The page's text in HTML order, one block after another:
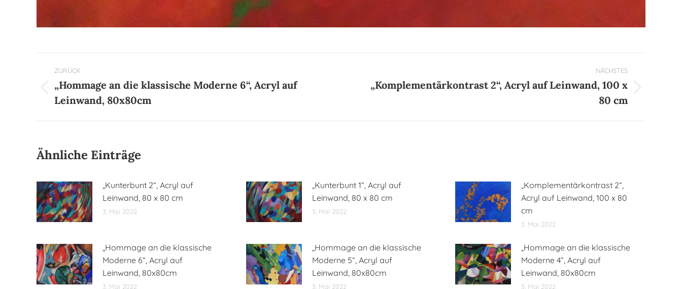
Kommentarnavigation
ZURÜCK
Vorheriger
Beitrag:
„Hommage an die klassische Moderne 6“, Acryl auf
Leinwand, 80x80cm
NÄCHSTES
Nächster
„Komplementärkontrast 2“, Acryl auf Leinwand, 100 x
80 cm
Ähnliche Einträge
„Kunterbunt 2“, Acryl auf
Leinwand, 80 x 80 cm
3. Mai 2022
„Kunterbunt 1“, Acryl auf
Leinwand, 80 x 80 cm
3. Mai 2022
„Komplementärkontrast 2“,
Acryl auf Leinwand, 100 x 80
cm
3. Mai 2022
„Hommage an die klassische
Moderne 6“, Acryl auf
Leinwand, 80x80cm
3. Mai 2022
„Hommage an die klassische
Moderne 5“, Acryl auf
Leinwand, 80x80cm
3. Mai 2022
„Hommage an die klassische
Moderne 4“, Acryl auf
Leinwand, 80x80cm
3. Mai 2022